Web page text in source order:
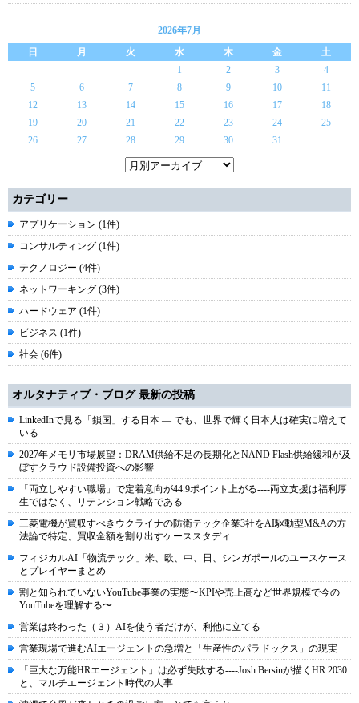
2026年7月
日
月 火 水 木 金
土
1
2 3
4
5
6 7 8 9 10
11
12
13 14 15 16 17
18
19
20 21 22 23 24
25
26
27 28 29 30 31
カテゴリー
アプリケーション (1件)
コンサルティング (1件)
テクノロジー (4件)
ネットワーキング (3件)
ハードウェア (1件)
ビジネス (1件)
社会 (6件)
オルタナティブ・ブログ 最新の投稿
LinkedInで見る「鎖国」する日本 ― でも、世界で輝く日本人は確実に増えて
いる
2027年メモリ市場展望：DRAM供給不足の長期化とNAND Flash供給緩和が及
ぼすクラウド設備投資への影響
「両立しやすい職場」で定着意向が44.9ポイント上がる----両立支援は福利厚
生ではなく、リテンション戦略である
三菱電機が買収すべきウクライナの防衛テック企業3社をAI駆動型M&Aの方
法論で特定、買収金額を割り出すケーススタディ
フィジカルAI「物流テック」米、欧、中、日、シンガポールのユースケース
とプレイヤーまとめ
割と知られていないYouTube事業の実態〜KPIや売上高など世界規模で今の
YouTubeを理解する〜
営業は終わった（３）AIを使う者だけが、利他に立てる
営業現場で進むAIエージェントの急増と「生産性のパラドックス」の現実
「巨大な万能HRエージェント」は必ず失敗する----Josh Bersinが描くHR 2030
と、マルチエージェント時代の人事